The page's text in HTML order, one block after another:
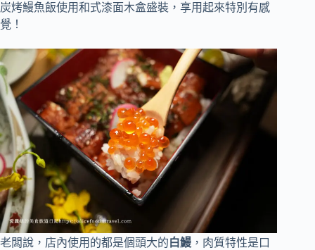
炭烤鰻魚飯使用和式漆面木盒盛裝，享用起來特別有感
覺！
老闆說，店內使用的都是個頭大的白鰻 ，肉質特性是口